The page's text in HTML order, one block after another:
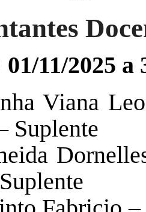
11/2025 a
Viana
Suplente